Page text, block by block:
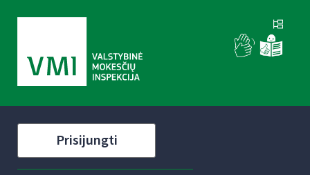
Prisijungti